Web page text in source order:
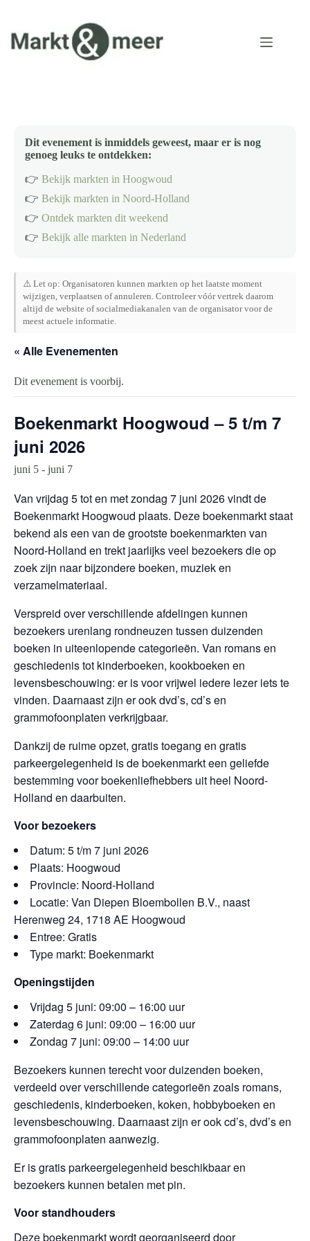
inhoud
Dit evenement is inmiddels geweest, maar er is nog
genoeg leuks te ontdekken:
👉 Bekijk markten in Hoogwoud
👉 Bekijk markten in Noord-Holland
👉 Ontdek markten dit weekend
👉 Bekijk alle markten in Nederland
⚠️ Let op: Organisatoren kunnen markten op het laatste moment
wijzigen, verplaatsen of annuleren. Controleer vóór vertrek daarom
altijd de website of socialmediakanalen van de organisator voor de
meest actuele informatie.
« Alle Evenementen
Dit evenement is voorbij.
Boekenmarkt Hoogwoud – 5 t/m 7
juni 2026
juni 5 - juni 7
Van vrijdag 5 tot en met zondag 7 juni 2026 vindt de
Boekenmarkt Hoogwoud plaats. Deze boekenmarkt staat
bekend als een van de grootste boekenmarkten van
Noord-Holland en trekt jaarlijks veel bezoekers die op
zoek zijn naar bijzondere boeken, muziek en
verzamelmateriaal.
Verspreid over verschillende afdelingen kunnen
bezoekers urenlang rondneuzen tussen duizenden
boeken in uiteenlopende categorieën. Van romans en
geschiedenis tot kinderboeken, kookboeken en
levensbeschouwing: er is voor vrijwel iedere lezer iets te
vinden. Daarnaast zijn er ook dvd’s, cd’s en
grammofoonplaten verkrijgbaar.
Dankzij de ruime opzet, gratis toegang en gratis
parkeergelegenheid is de boekenmarkt een geliefde
bestemming voor boekenliefhebbers uit heel Noord-
Holland en daarbuiten.
Voor bezoekers
Datum: 5 t/m 7 juni 2026
Plaats: Hoogwoud
Provincie: Noord-Holland
Locatie: Van Diepen Bloembollen B.V., naast
Herenweg 24, 1718 AE Hoogwoud
Entree: Gratis
Type markt: Boekenmarkt
Openingstijden
Vrijdag 5 juni: 09:00 – 16:00 uur
Zaterdag 6 juni: 09:00 – 16:00 uur
Zondag 7 juni: 09:00 – 14:00 uur
Bezoekers kunnen terecht voor duizenden boeken,
verdeeld over verschillende categorieën zoals romans,
geschiedenis, kinderboeken, koken, hobbyboeken en
levensbeschouwing. Daarnaast zijn er ook cd’s, dvd’s en
grammofoonplaten aanwezig.
Er is gratis parkeergelegenheid beschikbaar en
bezoekers kunnen betalen met pin.
Voor standhouders
Deze boekenmarkt wordt georganiseerd door